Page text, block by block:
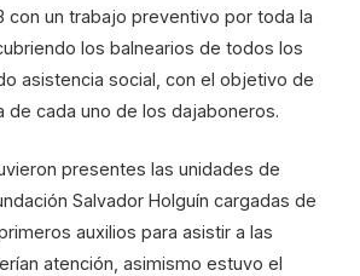
con un trabajo preventivo por toda la
los balnearios de todos los
asistencia social, con el objetivo de
de cada uno de los dajaboneros.
presentes las unidades de
Salvador Holguín cargadas de
auxilios para asistir a las
atención, asimismo estuvo el